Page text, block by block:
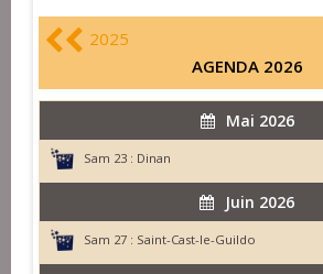
2025
AGENDA 2026
Mai 2026
Sam 23 : Dinan
Juin 2026
Sam 27 : Saint-Cast-le-Guildo